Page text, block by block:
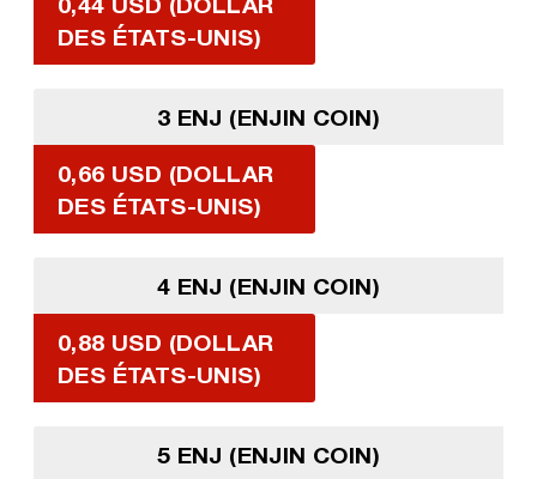
DES ÉTATS-UNIS)
3 ENJ (ENJIN COIN)
0,66 USD (DOLLAR
DES ÉTATS-UNIS)
4 ENJ (ENJIN COIN)
0,88 USD (DOLLAR
DES ÉTATS-UNIS)
5 ENJ (ENJIN COIN)